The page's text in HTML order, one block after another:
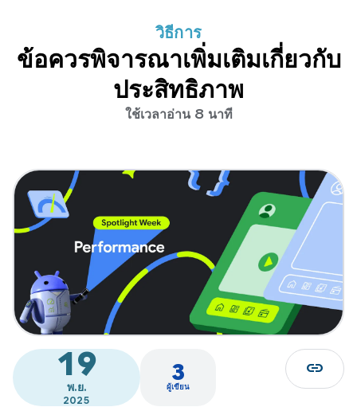
วิธีการ
ข้อควรพิจารณาเพิ่มเติมเกี่ยวกับ
ประสิทธิภาพ
ใช้เวลาอ่าน 8 นาที
19
พ.ย.
2025
3
ผู้เขียน
link